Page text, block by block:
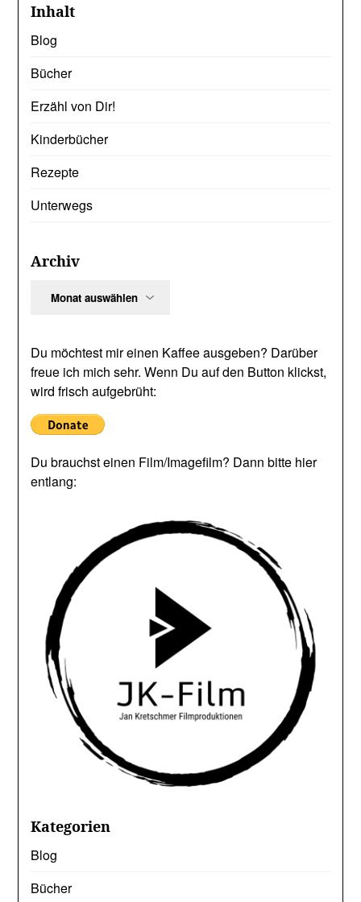
Inhalt
Blog
Bücher
Erzähl von Dir!
Kinderbücher
Rezepte
Unterwegs
Archiv
Du möchtest mir einen Kaffee ausgeben? Darüber
freue ich mich sehr. Wenn Du auf den Button klickst,
wird frisch aufgebrüht:
Du brauchst einen Film/Imagefilm? Dann bitte hier
entlang:
Kategorien
Blog
Bücher